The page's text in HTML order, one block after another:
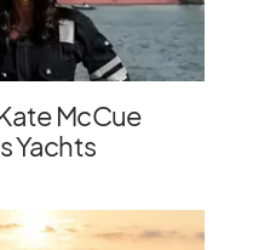
McCue
Yachts